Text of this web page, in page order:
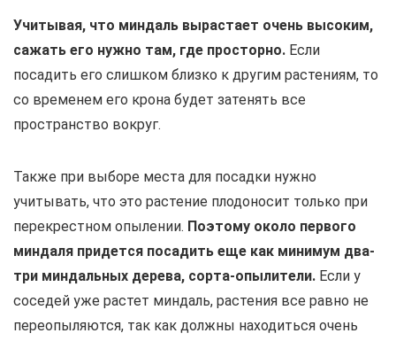
Учитывая, что миндаль вырастает очень высоким,
сажать его нужно там, где просторно. Если
посадить его слишком близко к другим растениям, то
со временем его крона будет затенять все
пространство вокруг.
Также при выборе места для посадки нужно
учитывать, что это растение плодоносит только при
перекрестном опылении. Поэтому около первого
миндаля придется посадить еще как минимум два-
три миндальных дерева, сорта-опылители. Если у
соседей уже растет миндаль, растения все равно не
переопыляются, так как должны находиться очень